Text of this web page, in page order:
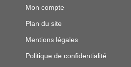
Mon compte
Plan du site
Mentions légales
Politique de confidentialité